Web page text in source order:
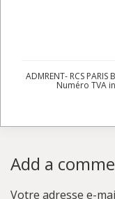
ADMRENT- RCS
Numéro TVA
Add a
Votre adresse e-